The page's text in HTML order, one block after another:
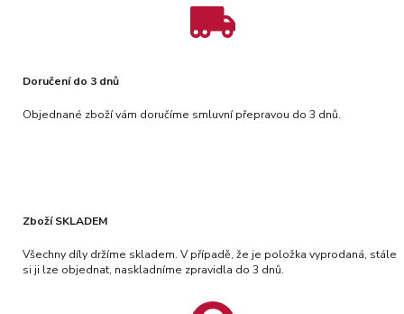
Doručení do 3 dnů
Objednané zboží vám doručíme smluvní přepravou do 3 dnů.
Zboží SKLADEM
Všechny díly držíme skladem. V případě, že je položka vyprodaná, stále
si ji lze objednat, naskladníme zpravidla do 3 dnů.